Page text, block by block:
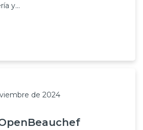
y...
de 2024